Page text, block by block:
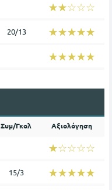
☆☆☆☆☆
★★★★★
20/13 ☆☆☆☆☆
★★★★★
☆☆☆☆☆
★★★★★
Συμ/Γκολ Αξιολόγηση
☆☆☆☆☆
★★★★★
15/3 ☆☆☆☆☆
★★★★★